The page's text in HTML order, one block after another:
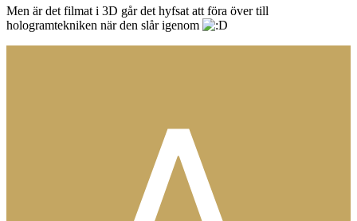
Men är det filmat i 3D går det hyfsat att föra över till
hologramtekniken när den slår igenom